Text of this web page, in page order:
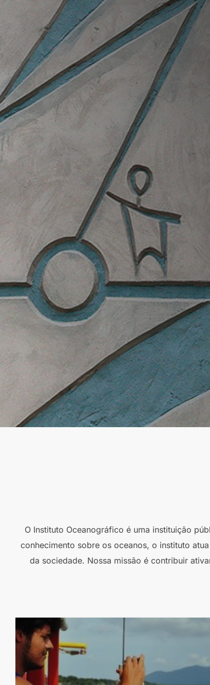
O Instituto Oceanográfico é uma instituição
conhecimento sobre os oceanos, o instituto
da sociedade. Nossa missão é contribuir